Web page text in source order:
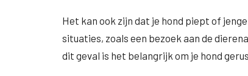
Het kan ook zijn dat je hond piept of
situaties, zoals een bezoek aan de
dit geval is het belangrijk om je hond